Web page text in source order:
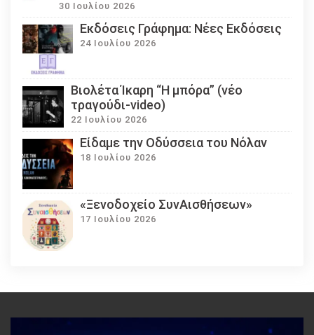
30 Ιουλίου 2026
Εκδόσεις Γράφημα: Νέες Εκδόσεις
24 Ιουλίου 2026
Βιολέτα Ίκαρη “Η μπόρα” (νέο
τραγούδι-video)
22 Ιουλίου 2026
Eίδαμε την Οδύσσεια του Νόλαν
18 Ιουλίου 2026
«Ξενοδοχείο ΣυνΑισθήσεων»
17 Ιουλίου 2026